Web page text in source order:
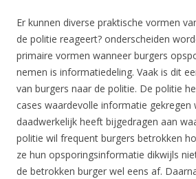
Er kunnen diverse praktische vormen
de politie reageert? onderscheiden
primaire vormen wanneer burgers
nemen is informatiedeling. Vaak is dit
van burgers naar de politie. De politie
cases waardevolle informatie gekregen
daadwerkelijk heeft bijgedragen aan
politie wil frequent burgers betrokken
ze hun opsporingsinformatie dikwijls
de betrokken burger wel eens af.